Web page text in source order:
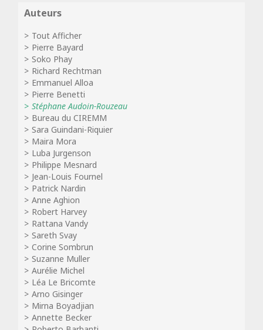
Auteurs
Tout Afficher
Pierre Bayard
Soko Phay
Richard Rechtman
Emmanuel Alloa
Pierre Benetti
Stéphane Audoin-Rouzeau
Bureau du CIREMM
Sara Guindani-Riquier
Maira Mora
Luba Jurgenson
Philippe Mesnard
Jean-Louis Fournel
Patrick Nardin
Anne Aghion
Robert Harvey
Rattana Vandy
Sareth Svay
Corine Sombrun
Suzanne Muller
Aurélie Michel
Léa Le Bricomte
Arno Gisinger
Mirna Boyadjian
Annette Becker